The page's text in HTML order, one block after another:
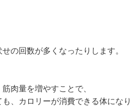
の回数が多くなったりします。
筋肉量を増やすことで、
、カロリーが消費できる体になり